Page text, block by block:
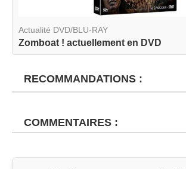
Actualité DVD/BLU-RAY
Zomboat ! actuellement en DVD
RECOMMANDATIONS :
COMMENTAIRES :